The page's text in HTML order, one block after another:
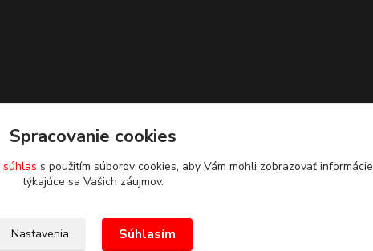
Spracovanie cookies
súhlas s použitím súborov cookies, aby Vám mohli zobrazovať informácie
týkajúce sa Vašich záujmov.
Nastavenia Súhlasím